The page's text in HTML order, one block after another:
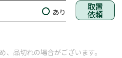
あり 取置
依頼
品切れの場合がございます。